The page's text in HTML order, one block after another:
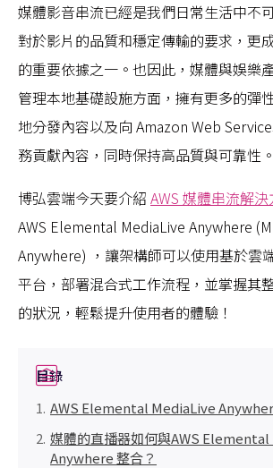
媒體影音串流已經是我們日常生活中不
對於影片的品質和穩定傳輸的要求，更
的重要依據之一。也因此，媒體與娛樂
管理本地基礎設施方面，擁有更多的彈
地分發內容以及向 Amazon Web
務貢獻內容，同時保持高品質與可靠性。
博弘雲端今天要介紹 AWS 媒體串流解決
AWS Elemental MediaLive Anywhere
Anywhere) ，讓架構師可以使用基於雲
平台，部署混合式工作流程，並掌握其
的狀況，輕鬆提升使用者的體驗！
目錄
AWS Elemental MediaLive
媒體的直播器如何與AWS
Anywhere 整合？